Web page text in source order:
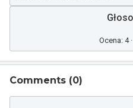
Ocena: 4
Comments (0)